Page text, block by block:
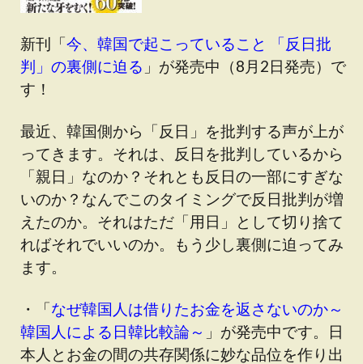
新刊「今、韓国で起こっていること 「反日批
判」の裏側に迫る 」が発売中（8月2日発売）で
す！
最近、韓国側から「反日」を批判する声が上が
ってきます。それは、反日を批判しているから
「親日」なのか？それとも反日の一部にすぎな
いのか？なんでこのタイミングで反日批判が増
えたのか。それはただ「用日」として切り捨て
ればそれでいいのか。もう少し裏側に迫ってみ
ます。
・「なぜ韓国人は借りたお金を返さないのか～
韓国人による日韓比較論～ 」が発売中です。日
本人とお金の間の共存関係に妙な品位を作り出